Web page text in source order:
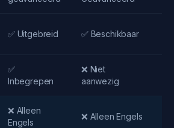
✅ Uitgebreid ✅ Beschikbaar
✅
Inbegrepen
❌ Niet
aanwezig
❌ Alleen
Engels
❌ Alleen Engels